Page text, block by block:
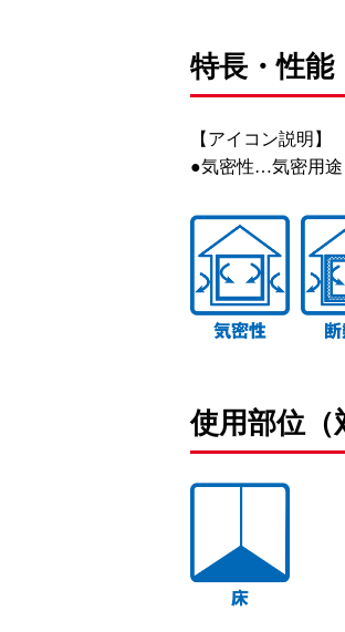
特長・性能
【アイコン説明】
●気密性…気密用
使用部位（